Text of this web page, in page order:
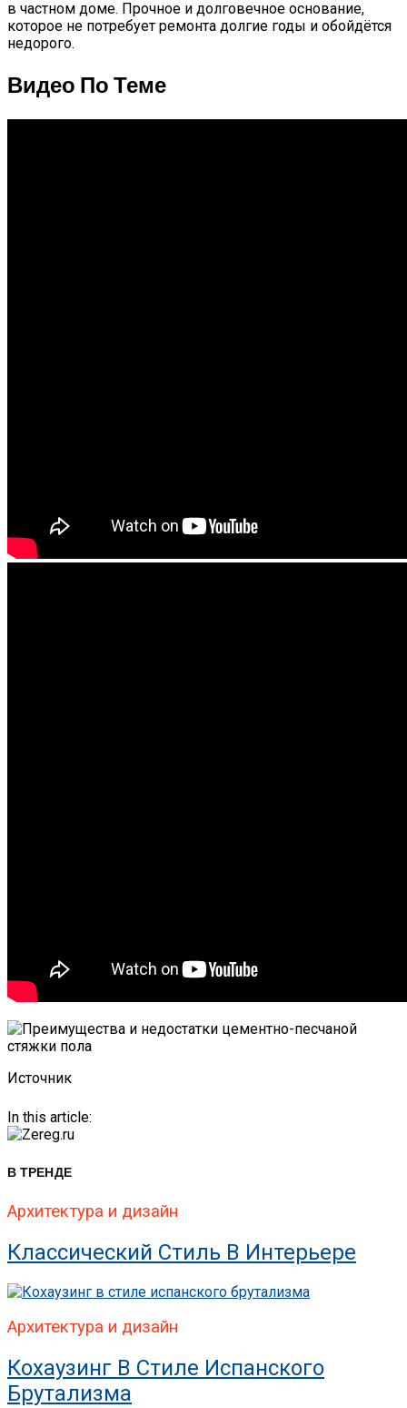
в частном доме. Прочное и долговечное основание,
которое не потребует ремонта долгие годы и обойдётся
недорого.
Видео По Теме
Источник
In this article:
В ТРЕНДЕ
Архитектура и дизайн
Классический Стиль В Интерьере
Архитектура и дизайн
Кохаузинг В Стиле Испанского
Брутализма